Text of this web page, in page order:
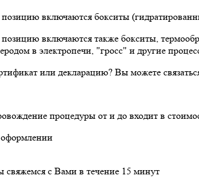
включаются бокситы
включаются также бокситы,
в электропечи, "гросс" и другие
или декларацию? Вы можете
процедуры от и до входит в
свяжемся с Вами в течение 15 минут